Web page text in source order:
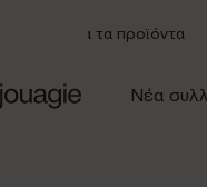
σε όλα τα προϊόντα -
Νέα